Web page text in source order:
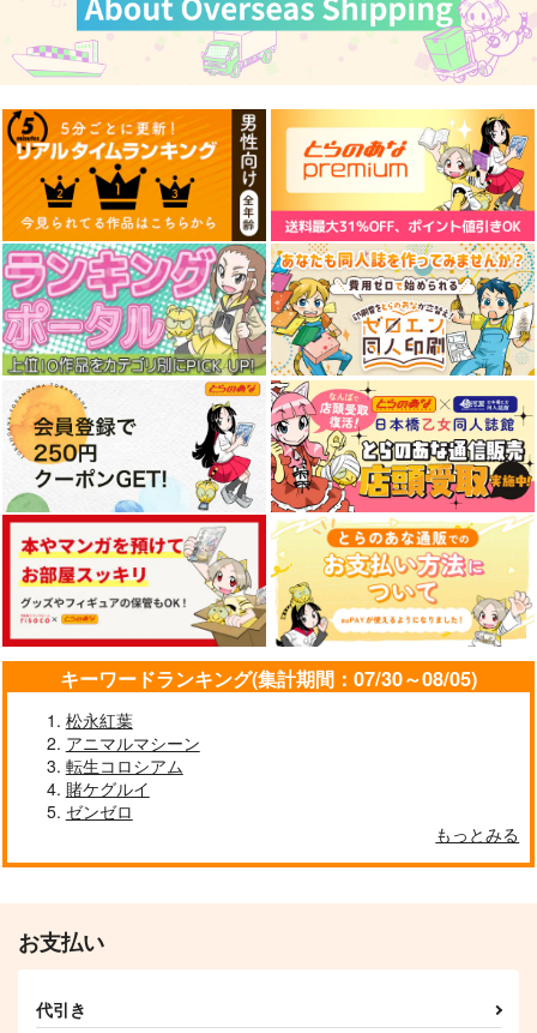
キーワードランキング(集計期間：07/30～08/05)
松永紅葉
アニマルマシーン
転生コロシアム
賭ケグルイ
ゼンゼロ
もっとみる
お支払い
代引き